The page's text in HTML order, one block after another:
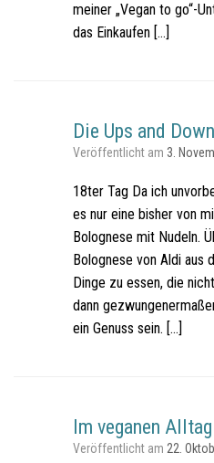
meiner „Vegan to go“-
das Einkaufen […]
Die Ups and
Veröffentlicht am 3.
18ter Tag Da ich
es nur eine bisher von
Bolognese mit Nudeln.
Bolognese von Aldi aus
Dinge zu essen, die
dann
ein Genuss sein. […]
Im veganen
Veröffentlicht am22.